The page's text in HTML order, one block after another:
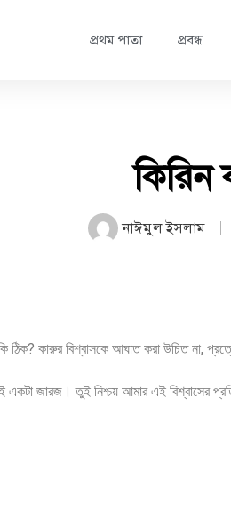
প্রথম পাতা প্রবন্ধ
নাঈমুল ইসলাম
কারুর বিশ্বাসকে আঘাত করা উচিত না,
জারজ। তুই নিশ্চয় আমার এই বিশ্বাসের